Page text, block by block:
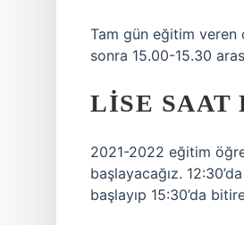
Tam gün eğitim veren
sonra 15.00-15.30
LISE SAAT
2021-2022 eğitim
başlayacağız.
başlayıp 15:30’da